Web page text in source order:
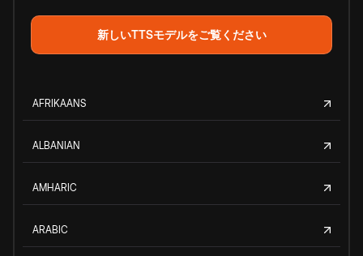
新しいTTSモデルをご覧ください
AFRIKAANS
ALBANIAN
AMHARIC
ARABIC